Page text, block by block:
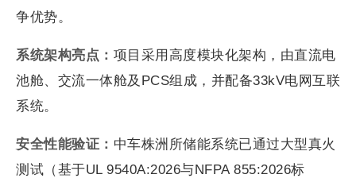
争优势。
系统架构亮点： 项目采用高度模块化架构，由直流电
池舱、交流一体舱及PCS组成，并配备33kV电网互联
系统。
安全性能验证： 中车株洲所储能系统已通过大型真火
测试（基于UL 9540A:2026与NFPA 855:2026标